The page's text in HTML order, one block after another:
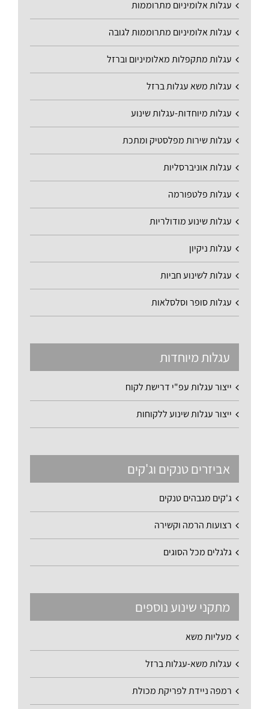
עגלות אלומיניום מתרוממות
עגלות אלומיניום מתרוממות לגובה
עגלות מתקפלות מאלומיניום וברזל
עגלות משא עגלות ברזל
עגלות מיוחדות-עגלות שינוע
עגלות שירות מפלסטיק ומתכת
עגלות אוניברסליות
עגלות פלטפורמה
עגלות שינוע מודולריות
עגלות ניקיון
עגלות לשינוע חביות
עגלות סופר וסלסלאות
עגלות מיוחדות
ייצור עגלות עפ"י דרישת לקוח
ייצור עגלות שינוע ללקוחות
אביזרים טנקים וג'קים
ג'קים מגבהים טנקים
רצועות הרמה וקשירה
גלגלים מכל הסוגים
מתקני שינוע נוספים
מעליות משא
עגלות משא-עגלות ברזל
רמפה ניידת לפריקת מכולת